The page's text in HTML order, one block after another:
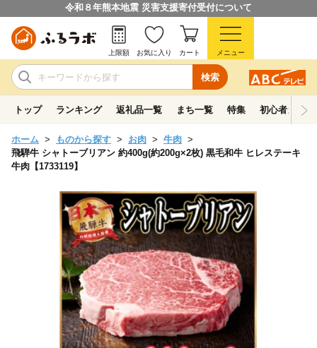
令和８年熊本地震 災害支援寄付受付について
検索
上限額 お気に入り カート メニュー
トップ ランキング 返礼品一覧 まち一覧 特集 初心者ガイド
ホーム ものから探す お肉
牛肉
飛騨牛 シャトーブリアン 約400g(約200g×2枚) 黒毛和牛 ヒレステーキ
牛肉【1733119】